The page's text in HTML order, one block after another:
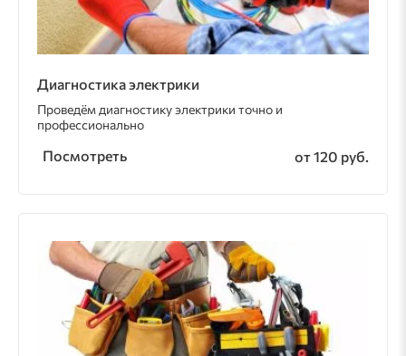
Диагностика электрики
Проведём диагностику электрики точно и
профессионально
Посмотреть от 120 руб.